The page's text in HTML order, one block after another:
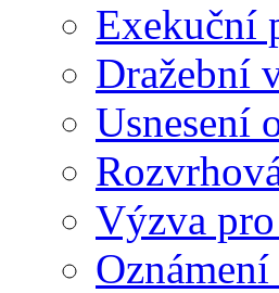
Exekuční
Dražební
Usnesení
Výzva